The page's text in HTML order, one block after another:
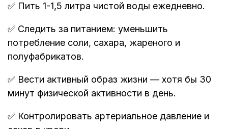
✅ Пить 1-1,5 литра чистой воды ежедневно.
✅ Следить за питанием: уменьшить
потребление соли, сахара, жареного и
полуфабрикатов.
✅ Вести активный образ жизни — хотя бы 30
минут физической активности в день.
✅ Контролировать артериальное давление и